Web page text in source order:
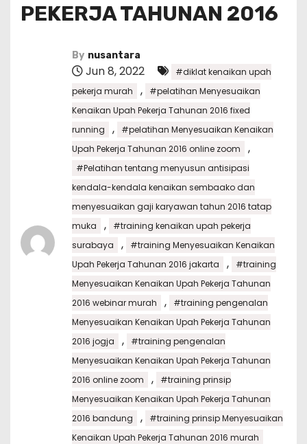
PEKERJA TAHUNAN 2016
By nusantara
Jun 8, 2022
#diklat kenaikan upah
pekerja murah
,
#pelatihan Menyesuaikan
Kenaikan Upah Pekerja Tahunan 2016 fixed
running
,
#pelatihan Menyesuaikan Kenaikan
Upah Pekerja Tahunan 2016 online zoom
,
#Pelatihan tentang menyusun antisipasi
kendala-kendala kenaikan sembaako dan
menyesuaikan gaji karyawan tahun 2016 tatap
muka
,
#training kenaikan upah pekerja
surabaya
,
#training Menyesuaikan Kenaikan
Upah Pekerja Tahunan 2016 jakarta
,
#training
Menyesuaikan Kenaikan Upah Pekerja Tahunan
2016 webinar murah
,
#training pengenalan
Menyesuaikan Kenaikan Upah Pekerja Tahunan
2016 jogja
,
#training pengenalan
Menyesuaikan Kenaikan Upah Pekerja Tahunan
2016 online zoom
,
#training prinsip
Menyesuaikan Kenaikan Upah Pekerja Tahunan
2016 bandung
,
#training prinsip Menyesuaikan
Kenaikan Upah Pekerja Tahunan 2016 murah